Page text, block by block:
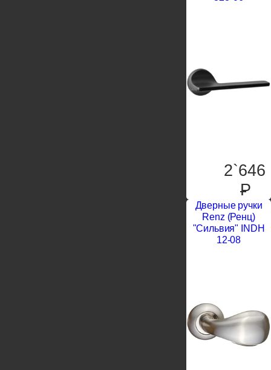
2`646
P
Дверные ручки
Renz (Ренц)
"Сильвия" INDH
12-08